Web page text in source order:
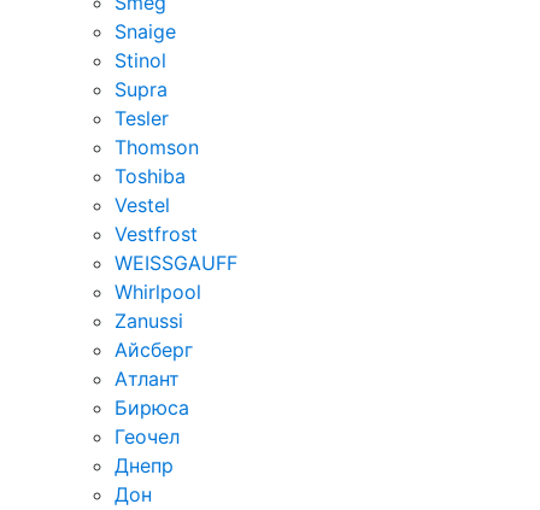
Snaige
Stinol
Supra
Tesler
Thomson
Toshiba
Vestel
Vestfrost
WEISSGAUFF
Whirlpool
Zanussi
Айсберг
Атлант
Бирюса
Геочел
Днепр
Дон